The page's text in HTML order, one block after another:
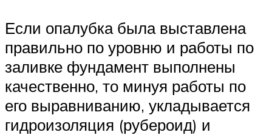
Если опалубка была выставлена
правильно по уровню и работы по
заливке фундамент выполнены
качественно, то минуя работы по
его выравниванию, укладывается
гидроизоляция (рубероид) и